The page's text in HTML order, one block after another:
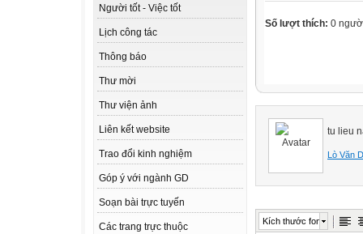
Người tốt - Việc tốt
Lịch công tác
Thông báo
Thư mời
Thư viện ảnh
Liên kết website
Trao đổi kinh nghiệm
Góp ý với ngành GD
Soạn bài trực tuyến
Các trang trực thuộc
Số lượt thích: 0
tu lieu
Lò Văn
Kích thước font